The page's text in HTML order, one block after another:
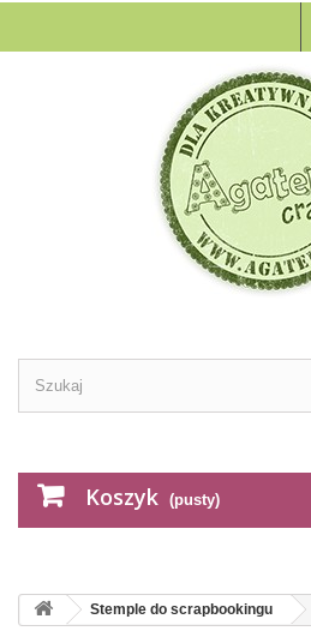
Koszyk (pusty)
Stemple do scrapbookingu